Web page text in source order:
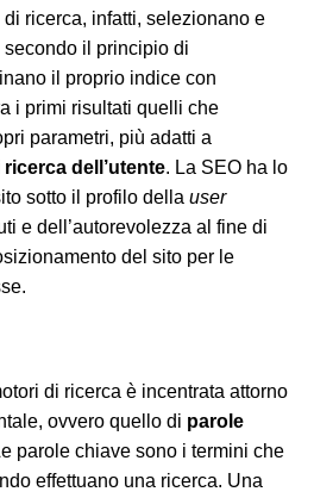
ricerca, infatti, selezionano e
il principio di
il proprio indice con
i primi risultati quelli che
parametri, più adatti a
dell’utente. La SEO ha lo
sotto il profilo della user
e dell’autorevolezza al fine di
del sito per le
di ricerca è incentrata attorno
ovvero quello di parole
parole chiave sono i termini che
effettuano una ricerca. Una